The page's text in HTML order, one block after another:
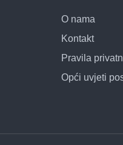
O nama
Kontakt
Pravila
Opći uvjeti